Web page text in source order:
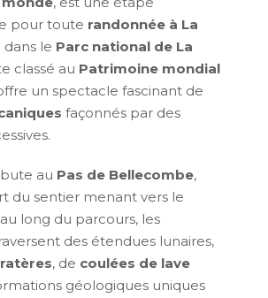
pour toute randonnée à La
dans le Parc national de La
classé au Patrimoine mondial
un spectacle fascinant de
façonnés par des
au Pas de Bellecombe,
du sentier menant vers le
long du parcours, les
des étendues lunaires,
, de coulées de lave
géologiques uniques